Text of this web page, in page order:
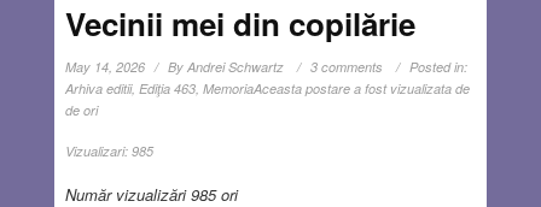
Vecinii mei din copilărie
May 14, 2026 By Andrei Schwartz 3 comments
Posted in:
Arhiva editii, Ediţia 463, MemoriaAceasta postare a fost vizualizata de
de ori
Vizualizari: 985
Număr vizualizări 985 ori